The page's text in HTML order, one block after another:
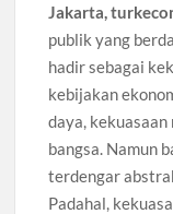
Jakarta,
publik yang
hadir sebagai
kebijakan
daya,
bangsa. Namun
terdengar
Padahal,